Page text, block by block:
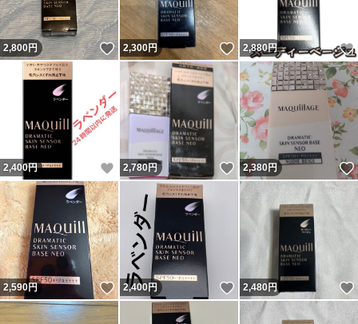
2,800円 いいね！
2,300円 いいね！
2,880円
2,400円 いいね！
2,780円 いいね！
2,380円
2,590円 いいね！
2,400円 いいね！
2,480円